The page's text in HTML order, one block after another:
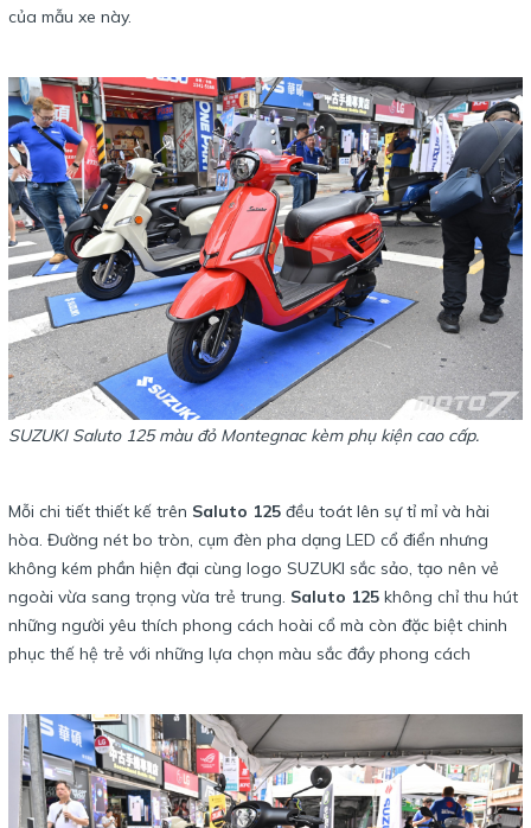
của mẫu xe này.
SUZUKI Saluto 125 màu đỏ Montegnac kèm phụ kiện cao cấp.
Mỗi chi tiết thiết kế trên Saluto 125 đều toát lên sự tỉ mỉ và hài
hòa. Đường nét bo tròn, cụm đèn pha dạng LED cổ điển nhưng
không kém phần hiện đại cùng logo SUZUKI sắc sảo, tạo nên vẻ
ngoài vừa sang trọng vừa trẻ trung. Saluto 125 không chỉ thu hút
những người yêu thích phong cách hoài cổ mà còn đặc biệt chinh
phục thế hệ trẻ với những lựa chọn màu sắc đầy phong cách